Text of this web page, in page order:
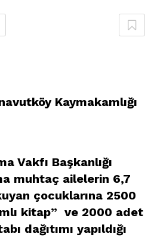
Kaymakamlığı
Vakfı Başkanlığı
muhtaç ailelerin 6,7
çocuklarına 2500
kitap” ve 2000 adet
dağıtımı yapıldığı